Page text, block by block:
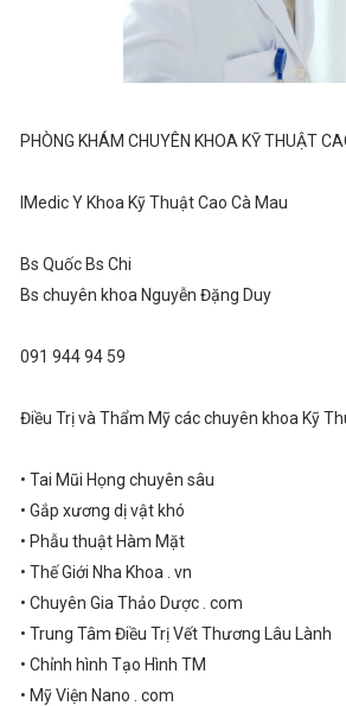
PHÒNG KHÁM CHUYÊN KHOA KỸ THUẬT
IMedic Y Khoa Kỹ Thuật Cao Cà Mau
Bs Quốc Bs Chi
Bs chuyên khoa Nguyễn Đặng Duy
091 944 94 59
Điều Trị và Thẩm Mỹ các chuyên khoa Kỹ
• Tai Mũi Họng chuyên sâu
• Gắp xương dị vật khó
• Phẫu thuật Hàm Mặt
• Thế Giới Nha Khoa . vn
• Chuyên Gia Thảo Dược . com
• Trung Tâm Điều Trị Vết Thương Lâu Lành
• Chỉnh hình Tạo Hình TM
• Mỹ Viện Nano . com